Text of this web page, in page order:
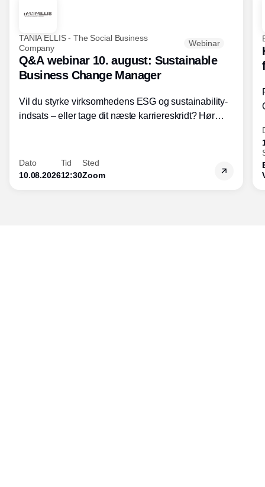
TANIA ELLIS - The Social Business
Company
Webinar
Q&A webinar 10. august: Sustainable
Business Change Manager
Vil du styrke virksomhedens ESG og sustainability-
indsats – eller tage dit næste karriereskridt? Hør
inden for bæredygtig forretningsudvikling - så du
skaber værdi for både samfund og bundlinje.
Dato
10.08.2026
Tid
12:30
Sted
Zoom